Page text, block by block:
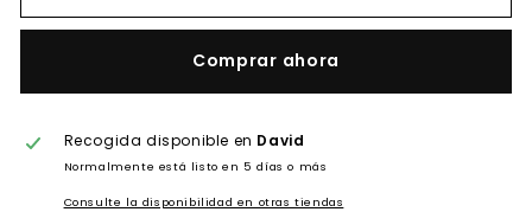
Comprar ahora
Recogida disponible en David
Normalmente está listo en 5 días o más
Consulte la disponibilidad en otras tiendas